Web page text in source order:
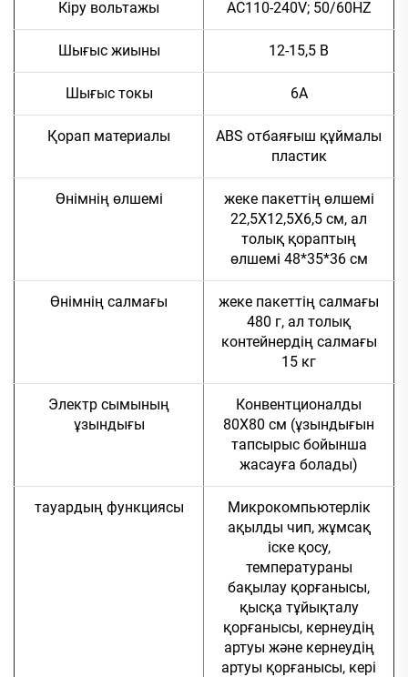
Кіру вольтажы AC110-240V; 50/60HZ
Шығыс жиыны 12-15,5 В
Шығыс токы 6А
Қорап материалы
ABS отбаяғыш құймалы
пластик
Өнімнің өлшемі
жеке пакеттің өлшемі
22,5X12,5X6,5 см, ал
толық қораптың
өлшемі 48*35*36 см
Өнімнің салмағы
жеке пакеттің салмағы
480 г, ал толық
контейнердің салмағы
15 кг
Электр сымының
ұзындығы
Конвентционалды
80X80 см (ұзындығын
тапсырыс бойынша
жасауға болады)
тауардың функциясы
Микрокомпьютерлік
ақылды чип, жұмсақ
іске қосу,
температураны
бақылау қорғанысы,
қысқа тұйықталу
қорғанысы, кернеудің
артуы және кернеудің
артуы қорғанысы, кері